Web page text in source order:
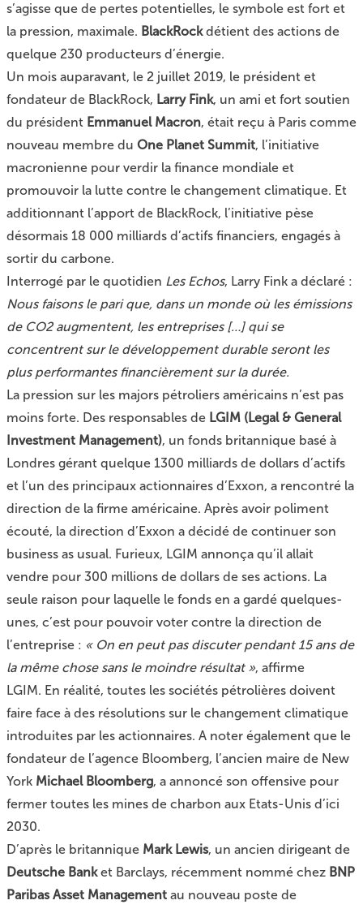
s’agisse que de pertes potentielles, le symbole est fort et
la pression, maximale. BlackRockdétient des actions de
quelque 230 producteurs d’énergie.
Un mois auparavant, le 2 juillet 2019, le président et
fondateur de BlackRock, Larry Fink, un ami et fort soutien
du président Emmanuel Macron, était reçu à Paris comme
nouveau membre du One Planet Summit, l’initiative
macronienne pour verdir la finance mondiale et
promouvoir la lutte contre le changement climatique. Et
additionnant l’apport de BlackRock, l’initiative pèse
désormais 18 000 milliards d’actifs financiers, engagés à
sortir du carbone.
Interrogé par le quotidien Les Echos, Larry Fink a déclaré :
Nous faisons le pari que, dans un monde où les émissions
de CO2 augmentent, les entreprises […] qui se
concentrent sur le développement durable seront les
plus performantes financièrement sur la durée.
La pression sur les majors pétroliers américains n’est pas
moins forte. Des responsables de LGIM (Legal & General
Investment Management), un fonds britannique basé à
Londres gérant quelque 1300 milliards de dollars d’actifs
et l’un des principaux actionnaires d’Exxon, a rencontré la
direction de la firme américaine. Après avoir poliment
écouté, la direction d’Exxon a décidé de continuer son
business as usual. Furieux, LGIM annonça qu’il allait
vendre pour 300 millions de dollars de ses actions. La
seule raison pour laquelle le fonds en a gardé quelques-
unes, c’est pour pouvoir voter contre la direction de
l’entreprise : « On en peut pas discuter pendant 15 ans de
la même chose sans le moindre résultat », affirme
LGIM. En réalité, toutes les sociétés pétrolières doivent
faire face à des résolutions sur le changement climatique
introduites par les actionnaires. A noter également que le
fondateur de l’agence Bloomberg, l’ancien maire de New
York Michael Bloomberg, a annoncé son offensive pour
fermer toutes les mines de charbon aux Etats-Unis d’ici
2030.
D’après le britannique Mark Lewis, un ancien dirigeant de
Deutsche Banket Barclays, récemment nommé chez BNP
Paribas Asset Management au nouveau poste de